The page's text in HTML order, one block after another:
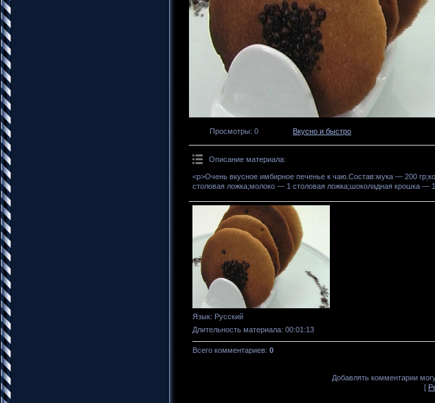
Просмотры: 0 Вкусно и быстро
Описание материала:
<p>Очень вкусное имбирное печенье к чаю.Состав:мука — 200
столовая ложка;молоко — 1 столовая ложка;шоколадная крошка —
Язык: Русский
Длительность материала: 00:01:13
Всего комментариев: 0
Добавлять комментарии
[